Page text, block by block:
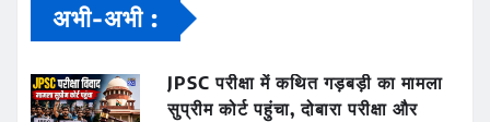
अभी-अभी :
JPSC परीक्षा में कथित गड़बड़ी का मामला
सुप्रीम कोर्ट पहुंचा, दोबारा परीक्षा और